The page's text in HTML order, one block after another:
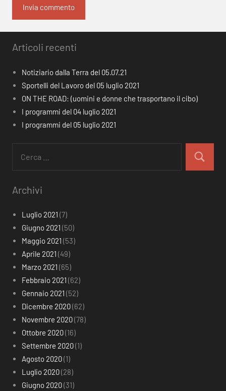
Articoli recenti
Notiziario dalla Terra del 05.07.21
Sportelli del Lavoro del 05 luglio 2021
ON THE ROAD: (uomini e donne che trasportano il cibo)
I programmi del 04 luglio 2021
I programmi del 05 luglio 2021
per:
Cerca
Archivi
Luglio 2021 (7)
Giugno 2021 (50)
Maggio 2021 (53)
Aprile 2021 (49)
Marzo 2021 (65)
Febbraio 2021 (62)
Gennaio 2021 (52)
Dicembre 2020(62)
Novembre 2020(78)
Ottobre 2020(16)
Settembre 2020(1)
Agosto 2020(1)
Luglio 2020(28)
Giugno 2020(31)